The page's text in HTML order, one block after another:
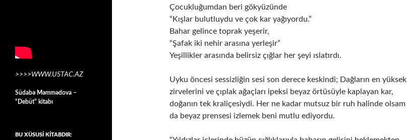
Çocukluğumdan beri gökyüzünde
“Kışlar bulutluydu ve çok kar yağıyordu.”
Bahar gelince toprak yeşerir,
“Şafak iki nehir arasına yerleşir”
Yeşillikler arasında belirsiz çığlar her şeyi ıslatırdı.
Uyku öncesi sessizliğin sesi son derece keskindi; Dağların en yüksek
zirvelerini ve çıplak ağaçları ipeksi beyaz örtüsüyle kaplayan kar,
doğanın tek kraliçesiydi. Her ne kadar mutsuz bir ruh halinde olsam
da beyaz prensesi izlemek beni mutlu ediyordu.
>>>>WWW.USTAC.AZ
Südabə Məmmədova –
“Debüt” kitabı
BU XÜSUSİ KİTABDIR: